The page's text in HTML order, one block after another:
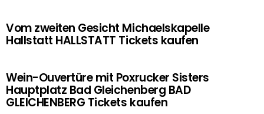
Vom zweiten Gesicht Michaelskapelle
Hallstatt HALLSTATT Tickets kaufen
Wein-Ouvertüre mit Poxrucker Sisters
Hauptplatz Bad Gleichenberg BAD
GLEICHENBERG Tickets kaufen